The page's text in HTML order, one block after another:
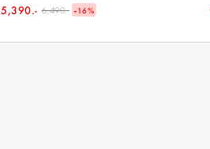
5,390.- 6,490.- -16%